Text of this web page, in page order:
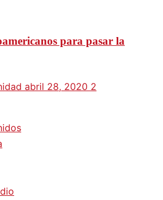
para pasar la
abril 28, 2020 2